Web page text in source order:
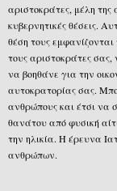
αριστοκράτες, μέλη
κυβερνητικές θέσεις.
θέση τους
τους αριστοκράτες σας,
να βοηθάνε για την
αυτοκρατορίας σας.
ανθρώπους και έτσι να
θανάτου από φυσική
την ηλικία. Η έρευνα
ανθρώπων.